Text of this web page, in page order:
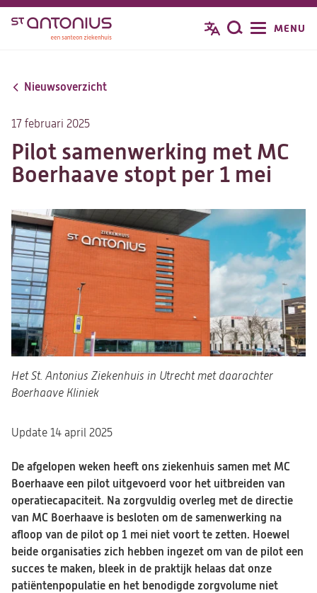
Overslaan
inhoud
Zoeken
MENU
Nieuwsoverzicht
17 februari 2025
Pilot samenwerking met MC
Boerhaave stopt per 1 mei
Het St. Antonius Ziekenhuis in Utrecht met daarachter
Boerhaave Kliniek
Update 14 april 2025
De afgelopen weken heeft ons ziekenhuis samen met MC
Boerhaave een pilot uitgevoerd voor het uitbreiden van
operatiecapaciteit. Na zorgvuldig overleg met de directie
van MC Boerhaave is besloten om de samenwerking na
afloop van de pilot op 1 mei niet voort te zetten. Hoewel
beide organisaties zich hebben ingezet om van de pilot een
succes te maken, bleek in de praktijk helaas dat onze
patiëntenpopulatie en het benodigde zorgvolume niet